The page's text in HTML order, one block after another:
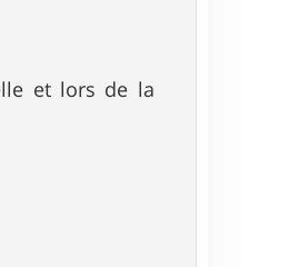
et lors de la